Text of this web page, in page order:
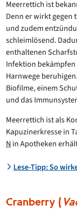
Meerrettich ist
Denn er wirkt gegen
und zudem
schleimlösend.
enthaltenen
Infektion
Harnwege
Biofilme, einem
und das
Meerrettich ist als
Kapuzinerkresse in
N in Apotheken
Lese-Tipp: So
Cranberry (